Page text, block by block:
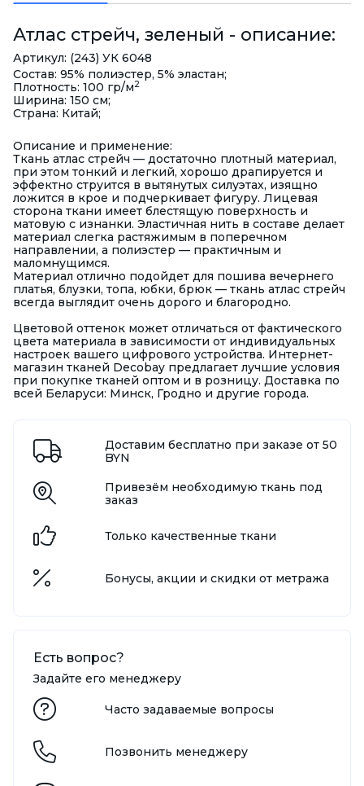
Атлас стрейч, зеленый - описание:
Артикул: (243) УК 6048
Состав: 95% полиэстер, 5% эластан;
Плотность: 100 гр/м2
Ширина: 150 см;
Страна: Китай;
Описание и применение:
Ткань атлас стрейч — достаточно плотный материал,
при этом тонкий и легкий, хорошо драпируется и
эффектно струится в вытянутых силуэтах, изящно
ложится в крое и подчеркивает фигуру. Лицевая
сторона ткани имеет блестящую поверхность и
матовую с изнанки. Эластичная нить в составе делает
материал слегка растяжимым в поперечном
направлении, а полиэстер — практичным и
маломнущимся.
Материал отлично подойдет для пошива вечернего
платья, блузки, топа, юбки, брюк — ткань атлас стрейч
всегда выглядит очень дорого и благородно.
Цветовой оттенок может отличаться от фактического
цвета материала в зависимости от индивидуальных
настроек вашего цифрового устройства. Интернет-
магазин тканей Decobay предлагает лучшие условия
при покупке тканей оптом и в розницу. Доставка по
всей Беларуси: Минск, Гродно и другие города.
Доставим бесплатно при заказе от 50
BYN
Привезём необходимую ткань под
заказ
Только качественные ткани
Бонусы, акции и скидки от метража
Есть вопрос?
Задайте его менеджеру
Часто задаваемые вопросы
Позвонить менеджеру